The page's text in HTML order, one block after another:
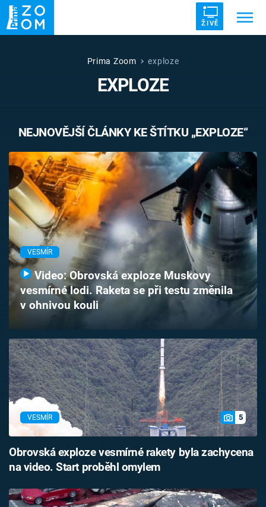
ŽIVĚ
UFO DRUHÁ SVĚTOVÁ VÁLKA
VETŘELCI DÁVNOVĚKU
Témata
Témata
Pořady
TV Program
Časopis
Sledujte prima+
Přihlášení
Sledujte nás
Prima Zoom exploze
EXPLOZE
NEJNOVĚJŠÍ ČLÁNKY KE ŠTÍTKU „EXPLOZE“
VESMÍR
Video: Obrovská exploze Muskovy
vesmírné lodi. Raketa se při testu změnila
v ohnivou kouli
VESMÍR 5
Obrovská exploze vesmírné rakety byla zachycena
na video. Start proběhl omylem